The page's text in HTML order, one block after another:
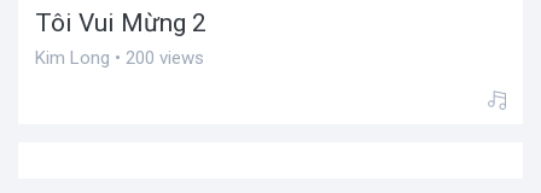
Tôi Vui Mừng 2
Kim Long • 200 views